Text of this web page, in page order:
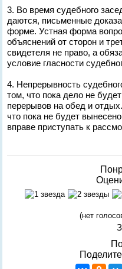
3. Во время судебного
даются, письменные
форме. Устная форма
объяснений от сторон и
свидетеля не право, а
условие гласности
4. Непрерывность
том, что пока дело не
перерывов на обед и
что пока не будет
вправе приступать к
(нет